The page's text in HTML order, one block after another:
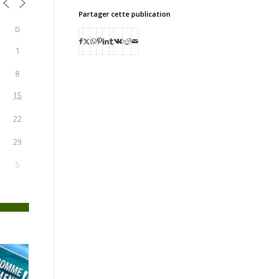
Partager cette publication
D
1
8
15
22
29
5